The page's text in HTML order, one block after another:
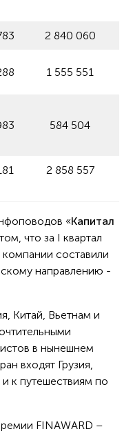
2 840 060
1 555 551
584 504
2 858 557
«Капитал
что за I квартал
составили
направлению -
Китай, Вьетнам и
в нынешнем
входят Грузия,
к путешествиям по
FINAWARD –